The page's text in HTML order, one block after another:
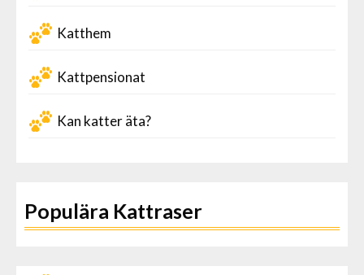
Katthem
Kattpensionat
Kan katter äta?
Populära Kattraser